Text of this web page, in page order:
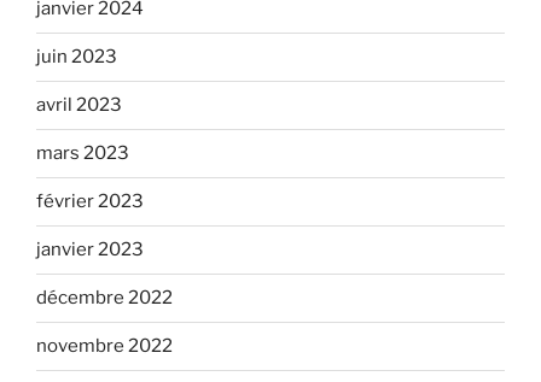
janvier 2024
juin 2023
avril 2023
mars 2023
février 2023
janvier 2023
décembre 2022
novembre 2022